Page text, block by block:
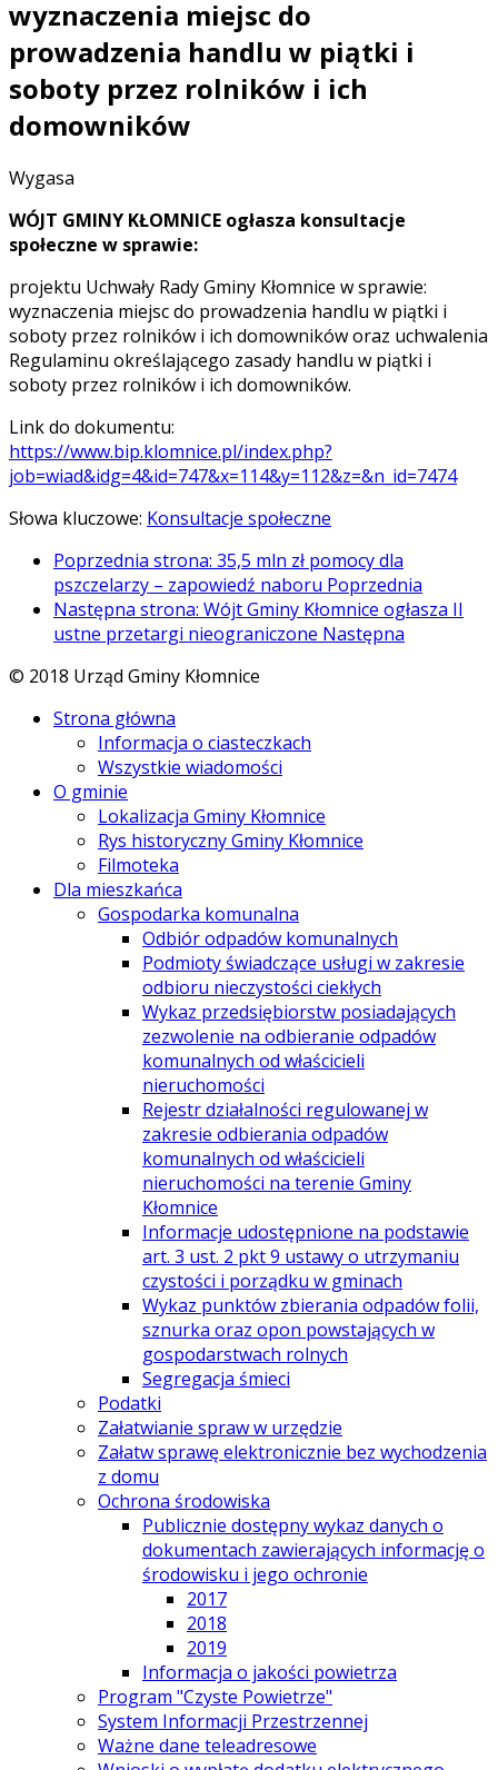
wyznaczenia miejsc do
prowadzenia handlu w piątki i
soboty przez rolników i ich
domowników
Wygasa
WÓJT GMINY KŁOMNICE ogłasza konsultacje
społeczne w sprawie:
projektu Uchwały Rady Gminy Kłomnice w sprawie:
wyznaczenia miejsc do prowadzenia handlu w piątki i
soboty przez rolników i ich domowników oraz uchwalenia
Regulaminu określającego zasady handlu w piątki i
soboty przez rolników i ich domowników.
Link do dokumentu:
https://www.bip.klomnice.pl/index.php?
job=wiad&idg=4&id=747&x=114&y=112&z=&n_id=7474
Słowa kluczowe: Konsultacje społeczne
Poprzednia strona: 35,5 mln zł pomocy dla
pszczelarzy – zapowiedź naboru Poprzednia
Następna strona: Wójt Gminy Kłomnice ogłasza II
ustne przetargi nieograniczone Następna
© 2018 Urząd Gminy Kłomnice
Strona główna
Informacja o ciasteczkach
Wszystkie wiadomości
O gminie
Lokalizacja Gminy Kłomnice
Rys historyczny Gminy Kłomnice
Filmoteka
Dla mieszkańca
Gospodarka komunalna
Odbiór odpadów komunalnych
Podmioty świadczące usługi w zakresie
odbioru nieczystości ciekłych
Wykaz przedsiębiorstw posiadających
zezwolenie na odbieranie odpadów
komunalnych od właścicieli
nieruchomości
Rejestr działalności regulowanej w
zakresie odbierania odpadów
komunalnych od właścicieli
nieruchomości na terenie Gminy
Kłomnice
Informacje udostępnione na podstawie
art. 3 ust. 2 pkt 9 ustawy o utrzymaniu
czystości i porządku w gminach
Wykaz punktów zbierania odpadów folii,
sznurka oraz opon powstających w
gospodarstwach rolnych
Segregacja śmieci
Podatki
Załatwianie spraw w urzędzie
Załatw sprawę elektronicznie bez wychodzenia
z domu
Ochrona środowiska
Publicznie dostępny wykaz danych o
dokumentach zawierających informację o
środowisku i jego ochronie
2017
2018
2019
Informacja o jakości powietrza
Program "Czyste Powietrze"
System Informacji Przestrzennej
Ważne dane teleadresowe